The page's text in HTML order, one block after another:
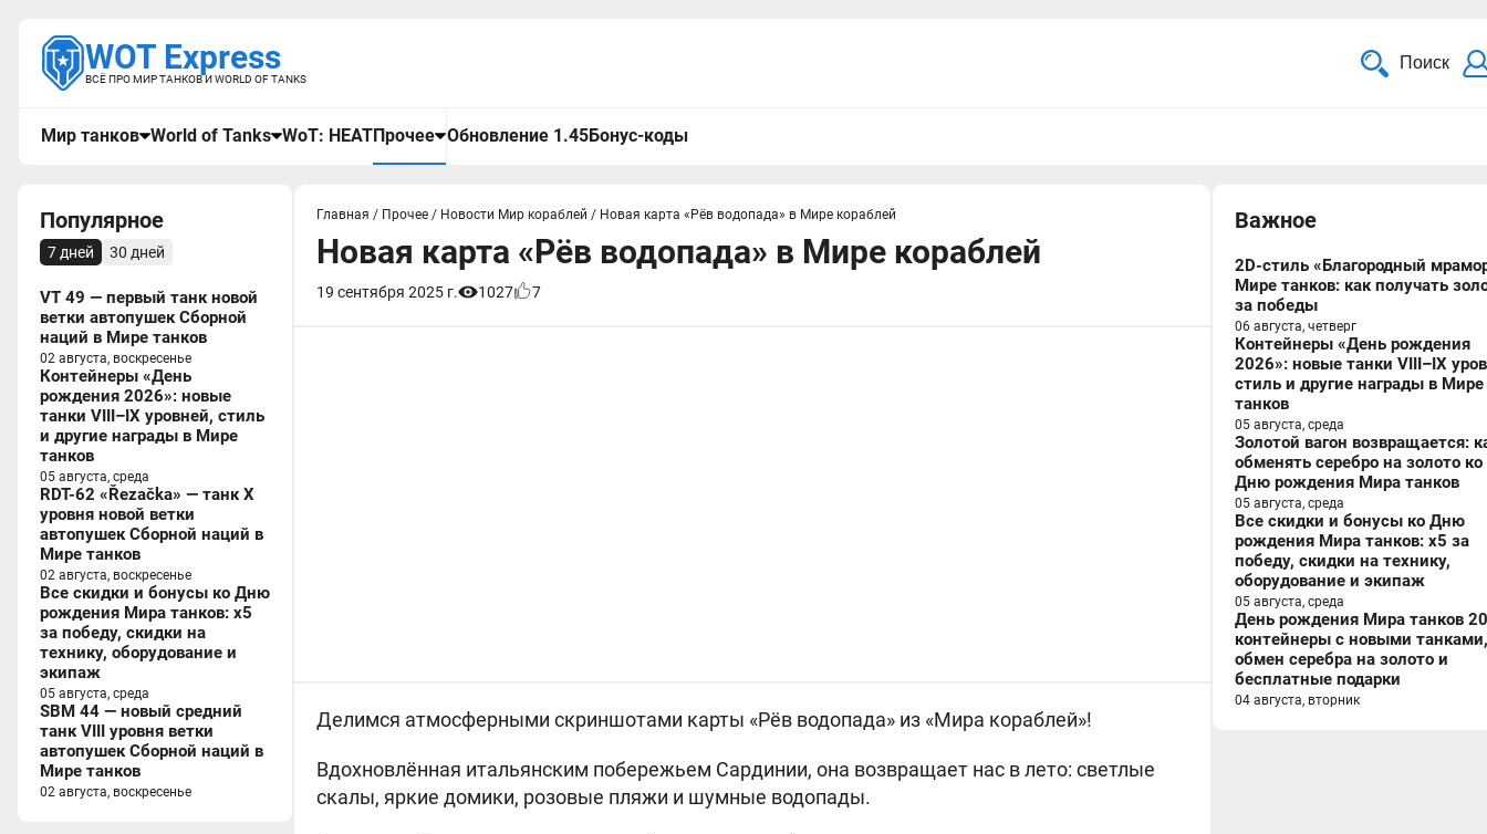
WOT Express
ВСЁ ПРО МИР ТАНКОВ И WORLD OF TANKS
Поиск
Мир танков World of Tanks WoT: HEATПрочее Обновление 1.45Бонус-коды
Популярное
7 дней 30 дней
VT 49 — первый танк новой
ветки автопушек Сборной
наций в Мире танков
02 августа, воскресенье
Контейнеры «День
рождения 2026»: новые
танки VIII–IX уровней, стиль
и другие награды в Мире
танков
05 августа, среда
RDT-62 «Řezačka» — танк X
уровня новой ветки
автопушек Сборной наций в
Мире танков
02 августа, воскресенье
Все скидки и бонусы ко Дню
рождения Мира танков: x5
за победу, скидки на
технику, оборудование и
экипаж
05 августа, среда
SBM 44 — новый средний
танк VIII уровня ветки
автопушек Сборной наций в
Мире танков
02 августа, воскресенье
Главная / Прочее / Новости Мир кораблей / Новая карта «Рёв водопада» в Мире кораблей
Новая карта «Рёв водопада» в Мире кораблей
19 сентября 2025 г. 1027 7
Делимся атмосферными скриншотами карты «Рёв водопада» из «Мира кораблей»!
Вдохновлённая итальянским побережьем Сардинии, она возвращает нас в лето: светлые
скалы, яркие домики, розовые пляжи и шумные водопады.
Важное
2D-стиль «Благородный
Мире танков: как получать
за победы
06 августа, четверг
Контейнеры «День рождения
2026»: новые танки VIII–IX
стиль и другие награды в Мире
танков
05 августа, среда
Золотой вагон возвращается:
обменять серебро на золото ко
Дню рождения Мира танков
05 августа, среда
Все скидки и бонусы ко Дню
рождения Мира танков: x5 за
победу, скидки на технику,
оборудование и экипаж
05 августа, среда
День рождения Мира танков
контейнеры с новыми танками,
обмен серебра на золото и
бесплатные подарки
04 августа, вторник